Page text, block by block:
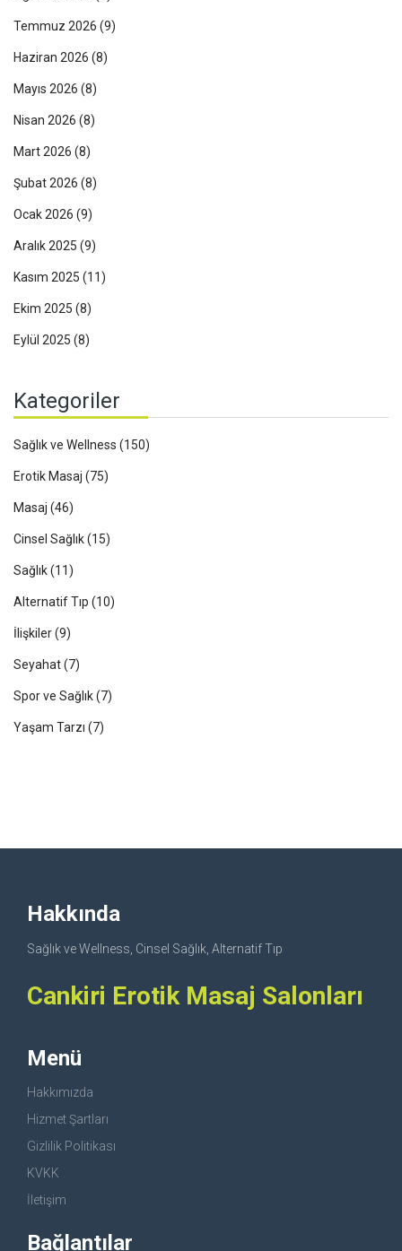
Temmuz 2026 (9)
Haziran 2026 (8)
Mayıs 2026 (8)
Nisan 2026 (8)
Mart 2026 (8)
Şubat 2026 (8)
Ocak 2026 (9)
Aralık 2025 (9)
Kasım 2025 (11)
Ekim 2025 (8)
Eylül 2025 (8)
Kategoriler
Sağlık ve Wellness (150)
Erotik Masaj (75)
Masaj (46)
Cinsel Sağlık(15)
Sağlık(11)
Alternatif Tıp (10)
İlişkiler(9)
Seyahat(7)
Spor ve Sağlık(7)
Yaşam Tarzı (7)
Hakkında
Sağlık ve Wellness, Cinsel Sağlık, Alternatif Tıp
Cankiri Erotik Masaj Salonları
Menü
Hakkımızda
Hizmet Şartları
Gizlilik Politikası
KVKK
İletişim
Bağlantılar